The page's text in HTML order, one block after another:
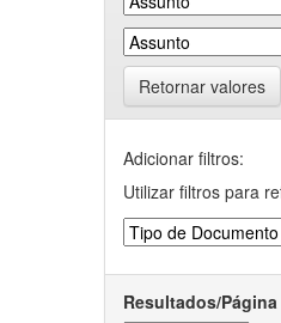
Retornar valores
Adicionar filtros:
Utilizar filtros para
Resultados/Página